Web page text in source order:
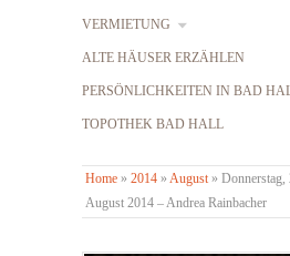
VERMIETUNG
ALTE HÄUSER ERZÄHLEN
PERSÖNLICHKEITEN IN BAD
TOPOTHEK BAD HALL
Home » 2014 »August » Donnerstag,
August 2014 – Andrea Rainbacher